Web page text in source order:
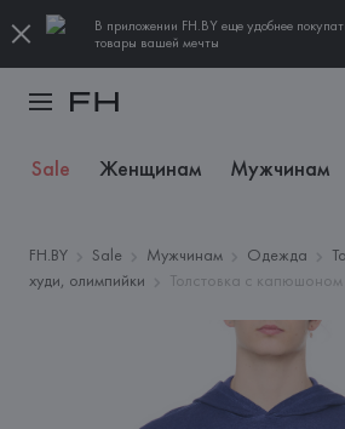
В приложении FH.BY еще удобнее
товары вашей мечты
Sale Женщинам Мужчинам
FH.BY Sale Мужчинам Одежда
худи, олимпийки
Толстовка с капюшоном